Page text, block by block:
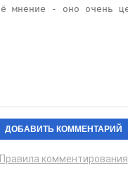
Правила комментирования